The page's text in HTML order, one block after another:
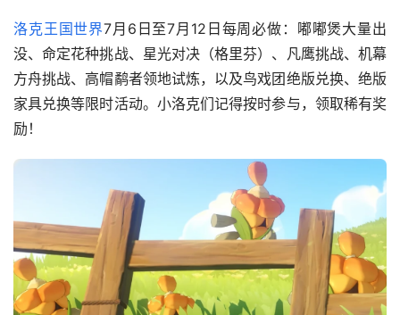
洛克王国世界7月6日至7月12日每周必做：嘟嘟煲大量出
没、命定花种挑战、星光对决（格里芬）、凡鹰挑战、机幕
方舟挑战、高帽鹬者领地试炼，以及鸟戏团绝版兑换、绝版
家具兑换等限时活动。小洛克们记得按时参与，领取稀有奖
励！